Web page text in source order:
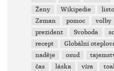
Ženy
Wikipedie
Zeman
pomoc volby
prezident
Svoboda
recept
Globální
naděje
osud
čas
láska víra